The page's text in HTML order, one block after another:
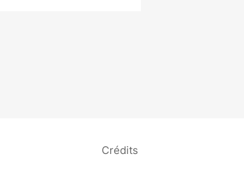
Crédits